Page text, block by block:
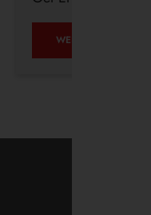
WEITERLESEN …